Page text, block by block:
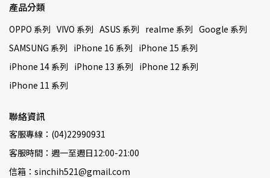
產品分類
OPPO 系列 VIVO 系列 ASUS 系列 realme 系列 Google 系列
SAMSUNG 系列 iPhone 16 系列 iPhone 15 系列
iPhone 14 系列 iPhone 13 系列 iPhone 12 系列
iPhone 11 系列
聯絡資訊
客服專線：(04)22990931
客服時間：週一至週日12:00-21:00
信箱：sinchih521@gmail.com